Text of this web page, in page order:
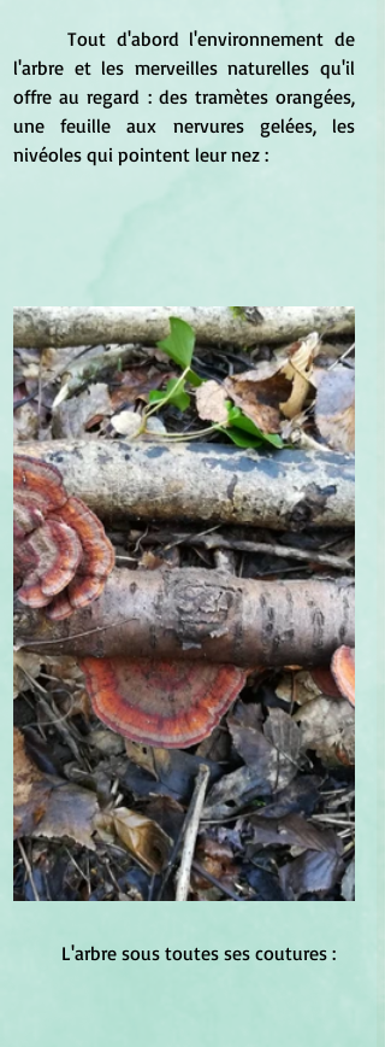
l'arbre et les merveilles naturelles qu'il
offre au regard : des tramètes orangées,
une feuille aux nervures gelées, les
nivéoles qui pointent leur nez :
	L'arbre sous toutes ses coutures :